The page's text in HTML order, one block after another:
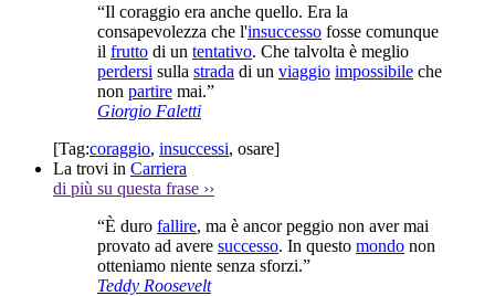
“Il coraggio era anche quello. Era la
consapevolezza che l'insuccesso fosse comunque
il frutto di un tentativo. Che talvolta è meglio
perdersi sulla strada di un viaggio impossibile che
non partire mai.”
Giorgio Faletti
[Tag:coraggio, insuccessi, osare]
La trovi in Carriera
di più su questa frase ››
“È duro fallire, ma è ancor peggio non aver mai
provato ad avere successo. In questo mondo non
otteniamo niente senza sforzi.”
Teddy Roosevelt